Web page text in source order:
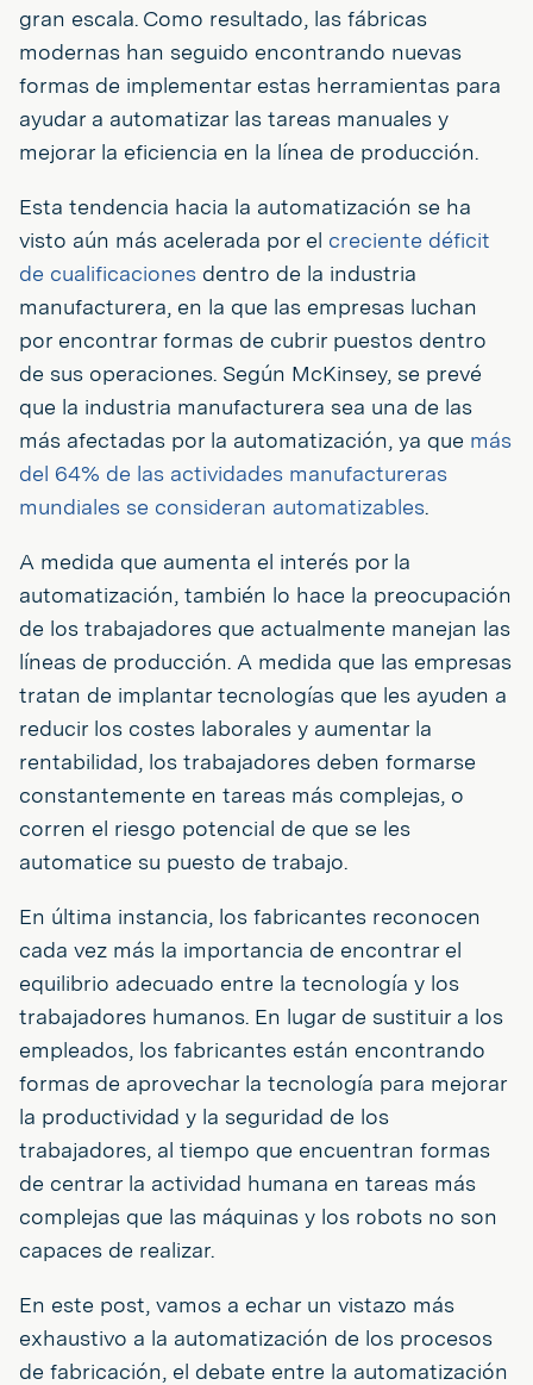
gran escala. Como resultado, las fábricas
modernas han seguido encontrando nuevas
formas de implementar estas herramientas para
ayudar a automatizar las tareas manuales y
mejorar la eficiencia en la línea de producción.
Esta tendencia hacia la automatización se ha
visto aún más acelerada por el creciente déficit
de cualificaciones dentro de la industria
manufacturera, en la que las empresas luchan
por encontrar formas de cubrir puestos dentro
de sus operaciones. Según McKinsey, se prevé
que la industria manufacturera sea una de las
más afectadas por la automatización, ya que más
del 64% de las actividades manufactureras
mundiales se consideran automatizables.
A medida que aumenta el interés por la
automatización, también lo hace la preocupación
de los trabajadores que actualmente manejan las
líneas de producción. A medida que las empresas
tratan de implantar tecnologías que les ayuden a
reducir los costes laborales y aumentar la
rentabilidad, los trabajadores deben formarse
constantemente en tareas más complejas, o
corren el riesgo potencial de que se les
automatice su puesto de trabajo.
En última instancia, los fabricantes reconocen
cada vez más la importancia de encontrar el
equilibrio adecuado entre la tecnología y los
trabajadores humanos. En lugar de sustituir a los
empleados, los fabricantes están encontrando
formas de aprovechar la tecnología para mejorar
la productividad y la seguridad de los
trabajadores, al tiempo que encuentran formas
de centrar la actividad humana en tareas más
complejas que las máquinas y los robots no son
capaces de realizar.
En este post, vamos a echar un vistazo más
exhaustivo a la automatización de los procesos
de fabricación, el debate entre la automatización